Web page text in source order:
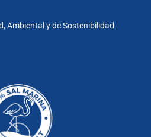
Ambiental y de Sostenibilidad